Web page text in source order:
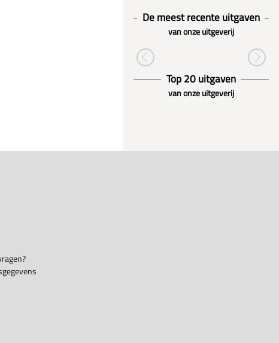
De meest recente uitgaven
van onze uitgeverij
Top 20 uitgaven
van onze uitgeverij